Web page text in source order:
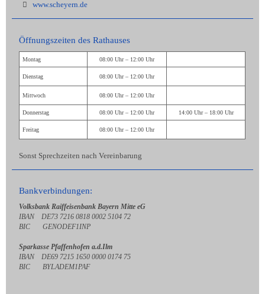
www.scheyern.de
Öffnungszeiten des Rathauses
Montag 08:00 Uhr – 12:00 Uhr
Dienstag 08:00 Uhr – 12:00 Uhr
Mittwoch 08:00 Uhr – 12:00 Uhr
Donnerstag 08:00 Uhr – 12:00 Uhr 14:00 Uhr – 18:00 Uhr
Freitag 08:00 Uhr – 12:00 Uhr
Sonst Sprechzeiten nach Vereinbarung
Bankverbindungen:
Volksbank Raiffeisenbank Bayern Mitte eG
IBAN DE73 7216 0818 0002 5104 72
BIC GENODEF1INP
Sparkasse Pfaffenhofen a.d.Ilm
IBAN DE69 7215 1650 0000 0174 75
BIC BYLADEM1PAF